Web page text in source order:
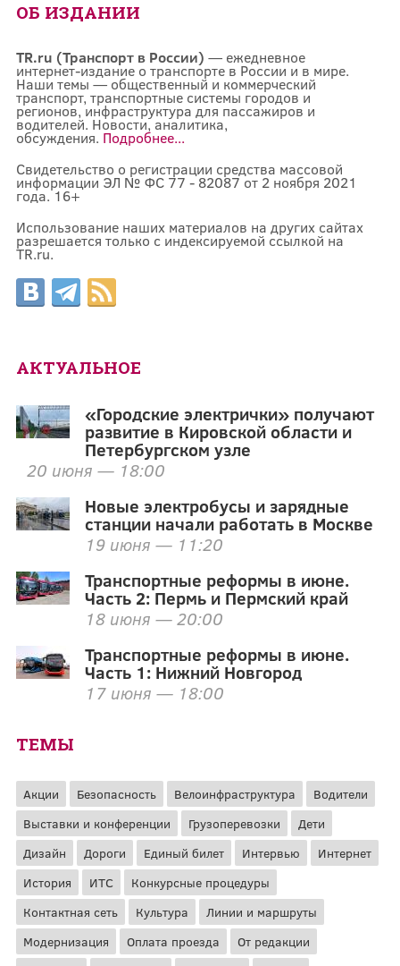
ОБ ИЗДАНИИ
TR.ru (Транспорт в России) — ежедневное
интернет-издание о транспорте в России и в мире.
Наши темы — общественный и коммерческий
транспорт, транспортные системы городов и
регионов, инфраструктура для пассажиров и
водителей. Новости, аналитика,
обсуждения. Подробнее...
Свидетельство о регистрации средства массовой
информации ЭЛ № ФС 77 - 82087 от 2 ноября 2021
года. 16+
Использование наших материалов на других сайтах
разрешается только с индексируемой ссылкой на
TR.ru.
АКТУАЛЬНОЕ
«Городские электрички» получают
развитие в Кировской области и
Петербургском узле
20 июня — 18:00
Новые электробусы и зарядные
станции начали работать в Москве
19 июня — 11:20
Транспортные реформы в июне.
Часть 2: Пермь и Пермский край
18 июня — 20:00
Транспортные реформы в июне.
Часть 1: Нижний Новгород
17 июня — 18:00
ТЕМЫ
Акции Безопасность Велоинфраструктура
Водители
Выставки и конференции
Грузоперевозки
Дети
Дизайн
Дороги Единый билет Интервью
Интернет
История
ИТС
Конкурсные процедуры
Контактная сеть
Культура
Линии и маршруты
Модернизация
Оплата проезда
От редакции